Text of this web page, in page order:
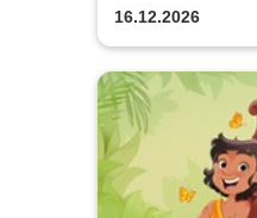
Music
16.12.2026